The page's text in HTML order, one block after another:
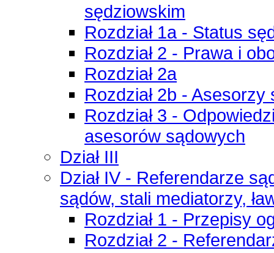
sędziowskim
Rozdział 1a - Status
Rozdział 2 - Prawa i
Rozdział 2a
Rozdział 2b - Asesorzy
Rozdział 3 -
asesorów sądowych
Dział III
Dział IV - Referendarze
sądów, stali mediatorzy,
Rozdział 1 - Przepisy
Rozdział 2 -